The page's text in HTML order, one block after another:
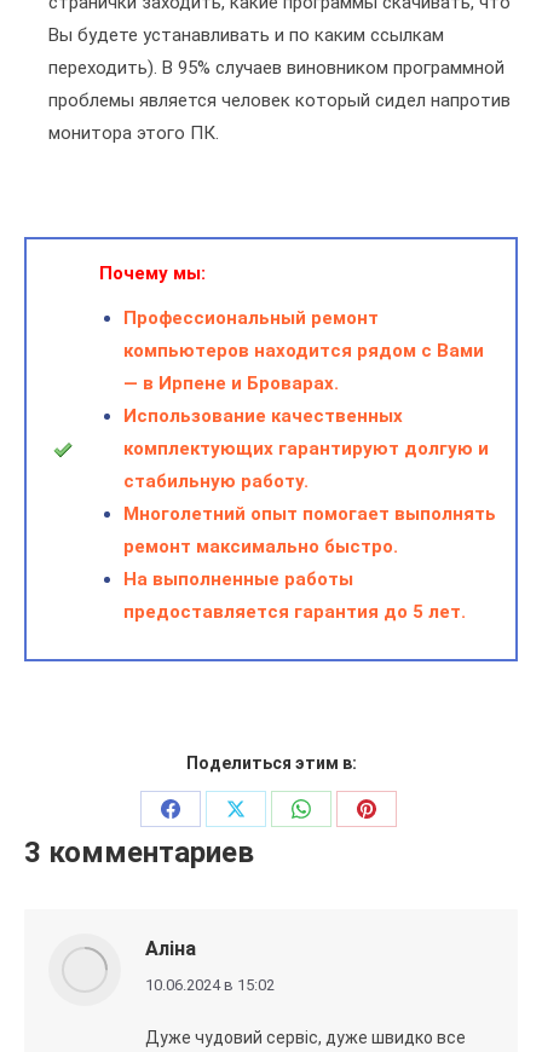
Вы будете устанавливать и по каким ссылкам
переходить). В 95% случаев виновником программной
проблемы является человек который сидел напротив
монитора этого ПК.
Почему мы:
Профессиональный ремонт
компьютеров находится рядом с Вами
— в Ирпене и Броварах.
Использование качественных
комплектующих гарантируют долгую и
стабильную работу.
Многолетний опыт помогает выполнять
ремонт максимально быстро.
На выполненные работы
предоставляется гарантия до 5 лет.
Поделиться этим в:
Поделиться
на
Поделиться
на
ПоделитьсяПоделиться
3 комментариев
Аліна
говорит:
10.06.2024 в 15:02
Дуже чудовий сервіс, дуже швидко все